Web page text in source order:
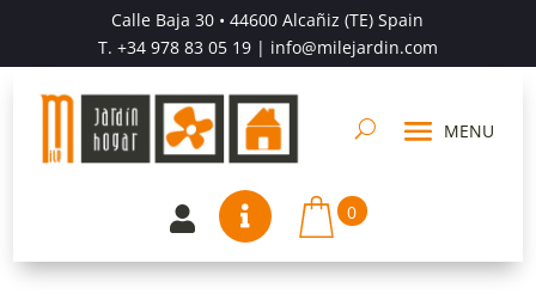
Calle Baja 30 • 44600 Alcañiz (TE) Spain
T. +34 978 83 05 19| info@milejardin.com
  0